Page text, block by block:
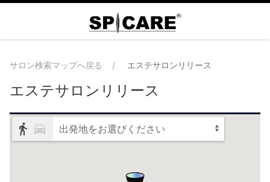
サロン検索マップへ戻る エステサロンリリース
エステサロンリリース
出発地をお選びください